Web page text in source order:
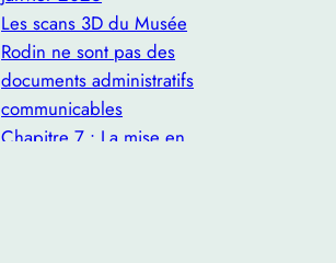
Les scans 3D du Musée
Rodin ne sont pas des
documents administratifs
communicables
Chapitre 7 : La mise en